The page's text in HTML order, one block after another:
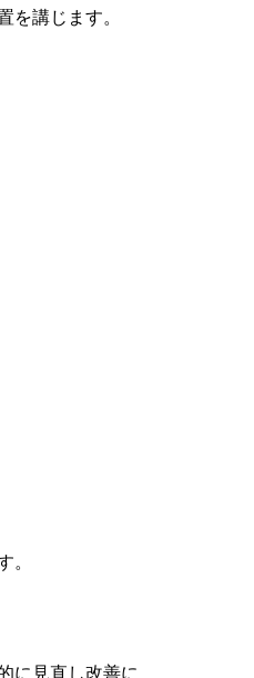
を講じます。
。
に見直し改善に